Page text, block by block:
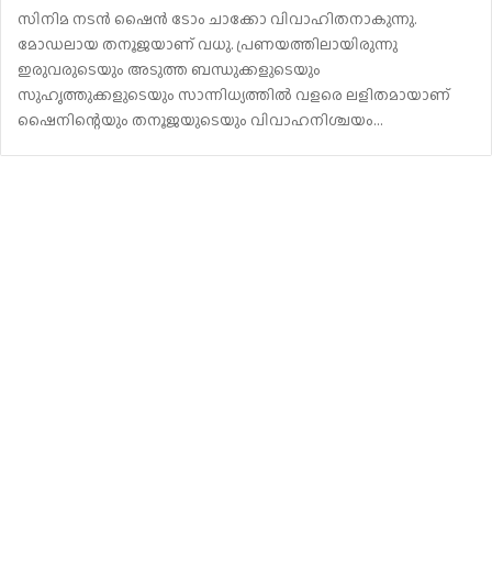
സിനിമ നടൻ ഷൈൻ ടോം ചാക്കോ വിവാഹിതനാകുന്നു.
മോഡലായ തനൂജയാണ് വധു. പ്രണയത്തിലായിരുന്നു
ഇരുവരുടെയും അടുത്ത ബന്ധുക്കളുടെയും
സുഹൃത്തുക്കളുടെയും സാന്നിധ്യത്തിൽ വളരെ ലളിതമായാണ്
ഷൈനിന്റെയും തനൂജയുടെയും വിവാഹനിശ്ചയം…